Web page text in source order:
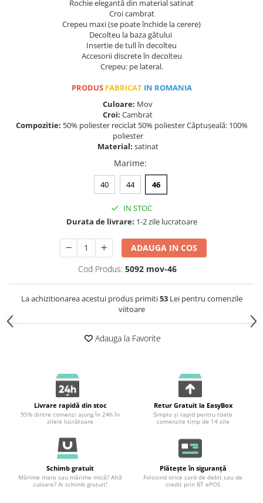
Rochie elegantă din material satinat
Croi cambrat
Crepeu maxi (se poate închide la cerere)
Decolteu la baza gâtului
Insertie de tull în decolteu
Accesorii discrete în decolteu
Crepeu: pe lateral.
PRODUS FABRICATIN ROMANIA
Culoare: Mov
Croi: Cambrat
Compozitie: 50% poliester reciclat 50% poliester Căptușeală: 100%
poliester
Material: satinat
Marime:
40 44 46
IN STOC
Durata de livrare: 1-2 zile lucratoare
ADAUGA IN COS
Cod Produs: 5092 mov-46
La achizitionarea acestui produs primiti53Lei pentru comenzile
viitoare
Adauga la Favorite
Livrare rapidă din stoc
95% dintre comenzi ajung în 24h în
zilele lucrătoare
Retur Gratuit la EasyBox
Simplu și rapid pentru toate
comenzile timp de 14 zile
Schimb gratuit
Mărime mare sau mărime mică? Altă
culoare? Ai schimb gratuit!
Plătește în siguranță
Folosind orice card de debit sau de
credit prin BT ePOS